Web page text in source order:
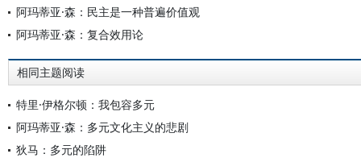
阿玛蒂亚·森：民主是一种普遍价值观
阿玛蒂亚·森：复合效用论
相同主题阅读
特里·伊格尔顿：我包容多元
阿玛蒂亚·森：多元文化主义的悲剧
狄马：多元的陷阱